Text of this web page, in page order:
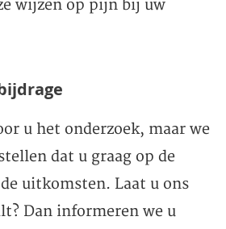
wijzen op pijn bij uw
u het onderzoek, maar we
dat u graag op de
uitkomsten. Laat u ons
Dan informeren we u